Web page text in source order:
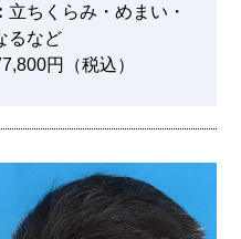
立ちくらみ・めまい・
るなど
円（税込）